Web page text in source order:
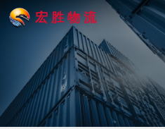
宏 胜 物 流